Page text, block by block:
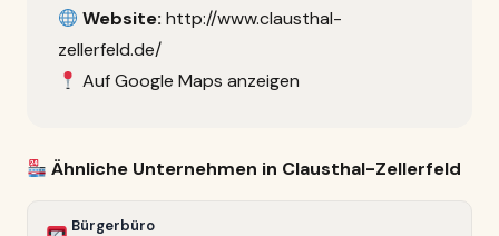
Website: http://www.clausthal-
zellerfeld.de/
Auf Google Maps anzeigen
Ähnliche Unternehmen in Clausthal-Zellerfeld
Bürgerbüro